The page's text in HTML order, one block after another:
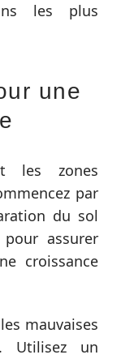
les plus
une
les zones
par
du sol
assurer
croissance
mauvaises
Utilisez un